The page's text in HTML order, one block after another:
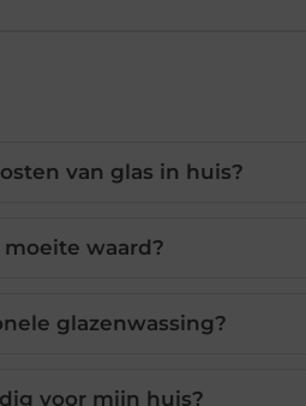
van glas in huis?
moeite waard?
glazenwassing?
voor mijn huis?